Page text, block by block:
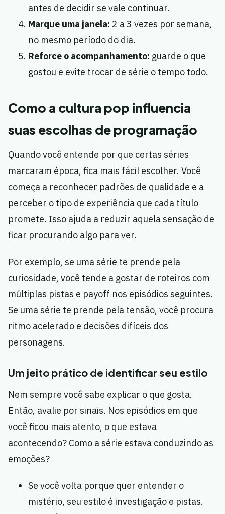
antes de decidir se vale continuar.
Marque uma janela: 2 a 3 vezes por semana,
no mesmo período do dia.
Reforce o acompanhamento: guarde o que
gostou e evite trocar de série o tempo todo.
Como a cultura pop influencia
suas escolhas de programação
Quando você entende por que certas séries
marcaram época, fica mais fácil escolher. Você
começa a reconhecer padrões de qualidade e a
perceber o tipo de experiência que cada título
promete. Isso ajuda a reduzir aquela sensação de
ficar procurando algo para ver.
Por exemplo, se uma série te prende pela
curiosidade, você tende a gostar de roteiros com
múltiplas pistas e payoff nos episódios seguintes.
Se uma série te prende pela tensão, você procura
ritmo acelerado e decisões difíceis dos
personagens.
Um jeito prático de identificar seu estilo
Nem sempre você sabe explicar o que gosta.
Então, avalie por sinais. Nos episódios em que
você ficou mais atento, o que estava
acontecendo? Como a série estava conduzindo as
emoções?
Se você volta porque quer entender o
mistério, seu estilo é investigação e pistas.